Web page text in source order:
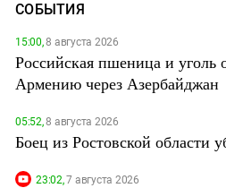
СОБЫТИЯ
15:00,8 августа 2026
Российская пшеница и уголь
Армению через Азербайджан
05:52,8 августа 2026
Боец из Ростовской области
23:02,7 августа 2026